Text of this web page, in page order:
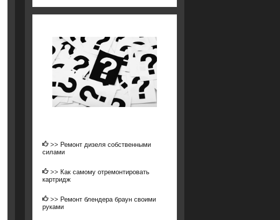
>> Ремонт дизеля собственными
силами
>> Как самому отремонтировать
картридж
>> Ремонт блендера браун своими
руками